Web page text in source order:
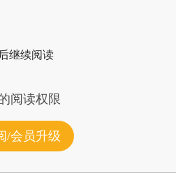
继续阅读
阅读权限
/会员升级